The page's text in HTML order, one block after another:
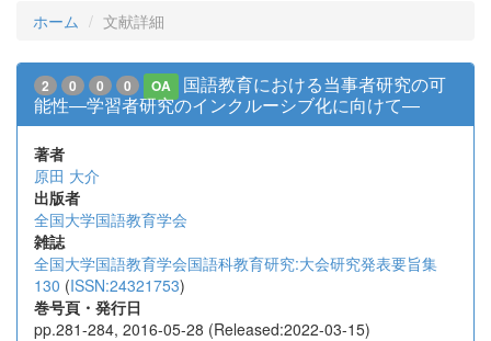
ホーム 文献詳細
2 0 0 0 OA
国語教育における当事者研究の可
能性―学習者研究のインクルーシブ化に向けて―
著者
原田 大介
出版者
全国大学国語教育学会
雑誌
全国大学国語教育学会国語科教育研究:大会研究発表要旨集
130 (ISSN:24321753)
巻号頁・発行日
pp.281-284, 2016-05-28 (Released:2022-03-15)